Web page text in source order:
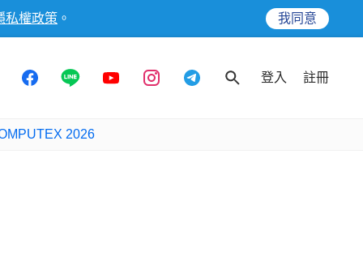
私權政策 。 我同意
登入 註冊
2026